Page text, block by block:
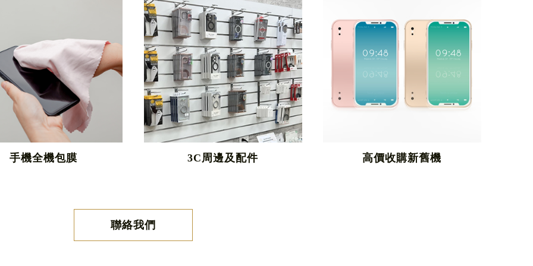
手機全機包膜 3C周邊及配件 高價收購新舊機
聯絡我們